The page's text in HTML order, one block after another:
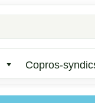
Copros-